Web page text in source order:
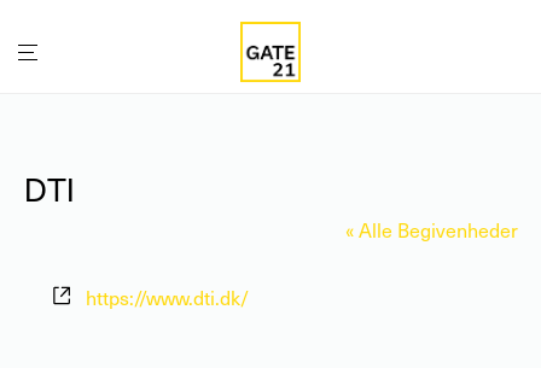
DTI
« Alle Begivenheder
Hjemmeside
https://www.dti.dk/